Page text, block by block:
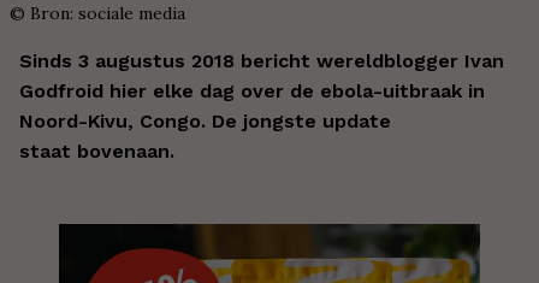
© Bron: sociale media
Sinds 3 augustus 2018 bericht wereldblogger Ivan
Godfroid hier elke dag over de ebola-uitbraak in
Noord-Kivu, Congo. De jongste update
staat bovenaan.